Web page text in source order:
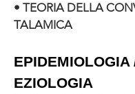
• TEORIA DELLA
TALAMICA
EPIDEMIOLOGIA
EZIOLOGIA